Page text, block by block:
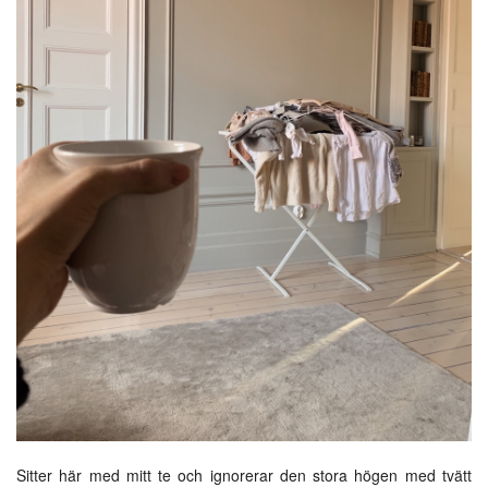
Sitter här med mitt te och ignorerar den stora högen med tvätt